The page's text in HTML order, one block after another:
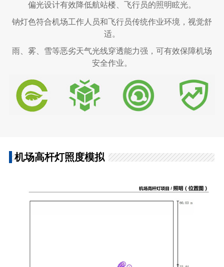
偏光设计有效降低航站楼、飞行员的照明眩光。
钠灯色符合机场工作人员和飞行员传统作业环境，视觉舒
适。
雨、雾、雪等恶劣天气光线穿透能力强，可有效保障机场
安全作业。
机场高杆灯照度模拟